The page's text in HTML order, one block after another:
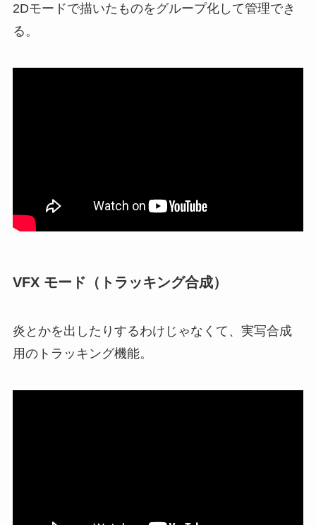
2Dモードで描いたものをグループ化して管理でき
る。
VFX モード（トラッキング合成）
炎とかを出したりするわけじゃなくて、実写合成
用のトラッキング機能。